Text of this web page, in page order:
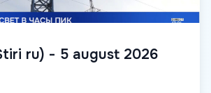
ru) - 5 august 2026